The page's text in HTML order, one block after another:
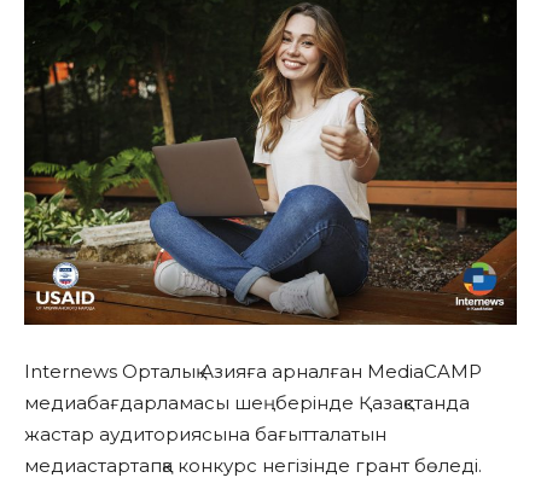
Internews Орталық Азияға арналған MediaCAMP
медиабағдарламасы шеңберінде Қазақстанда
жастар аудиториясына бағытталатын
медиастартапқа конкурс негізінде грант бөледі.